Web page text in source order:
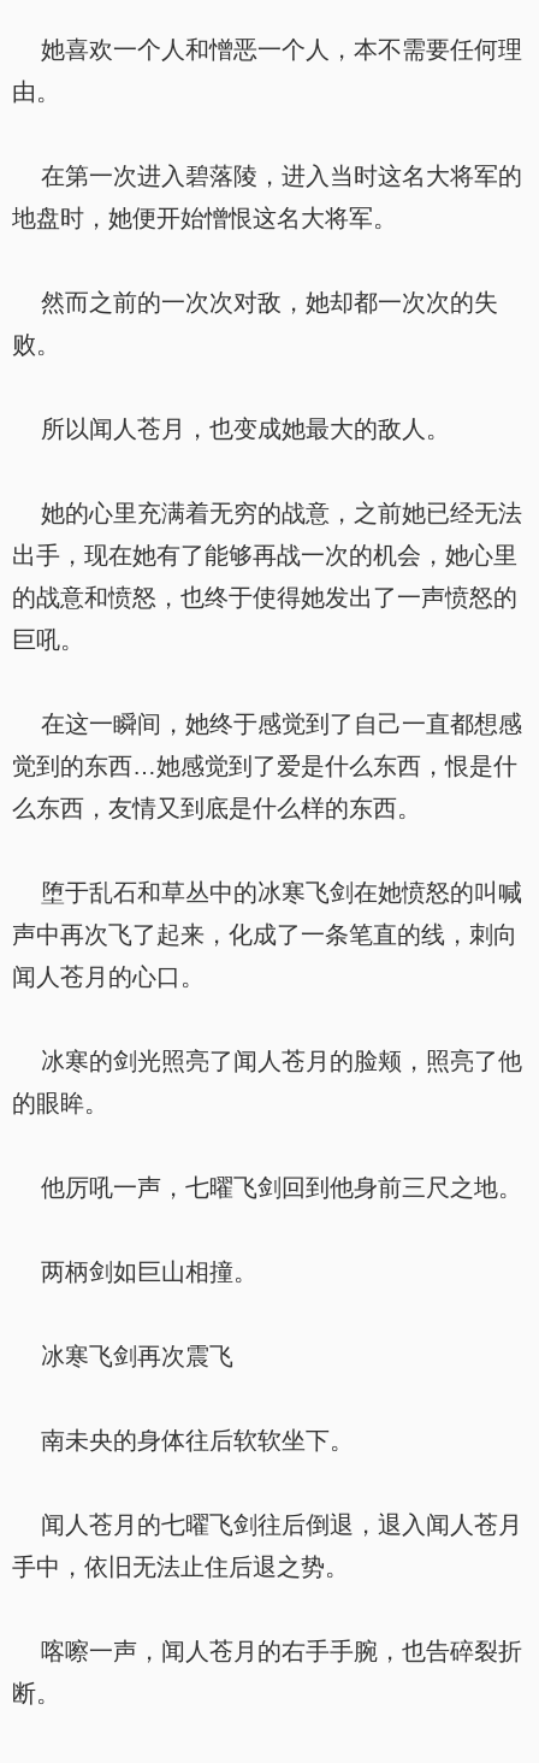
她喜欢一个人和憎恶一个人，本不需要任何理
由。
在第一次进入碧落陵，进入当时这名大将军的
地盘时，她便开始憎恨这名大将军。
然而之前的一次次对敌，她却都一次次的失
败。
所以闻人苍月，也变成她最大的敌人。
她的心里充满着无穷的战意，之前她已经无法
出手，现在她有了能够再战一次的机会，她心里
的战意和愤怒，也终于使得她发出了一声愤怒的
巨吼。
在这一瞬间，她终于感觉到了自己一直都想感
觉到的东西…她感觉到了爱是什么东西，恨是什
么东西，友情又到底是什么样的东西。
堕于乱石和草丛中的冰寒飞剑在她愤怒的叫喊
声中再次飞了起来，化成了一条笔直的线，刺向
闻人苍月的心口。
冰寒的剑光照亮了闻人苍月的脸颊，照亮了他
的眼眸。
他厉吼一声，七曜飞剑回到他身前三尺之地。
两柄剑如巨山相撞。
冰寒飞剑再次震飞
南未央的身体往后软软坐下。
闻人苍月的七曜飞剑往后倒退，退入闻人苍月
手中，依旧无法止住后退之势。
喀嚓一声，闻人苍月的右手手腕，也告碎裂折
断。